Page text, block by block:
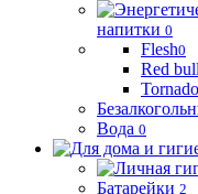
напитки 0
Flesh0
Red bull
Tornado
Вода 0
Батарейки 2